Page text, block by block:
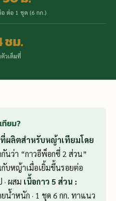
ต่อ 1 ชุด (6 กก.)
ชม.
วเต็มที่
ทียม?
ที่ผลิตสำหรับหญ้าเทียมโดย
นว่า “กาวอีพ็อกซี่ 2 ส่วน”
กับหญ้าเมื่อเยิ้มขึ้นรอยต่อ
· ผสม เนื้อกาว 5 ส่วน :
น้ำหนัก · 1 ชุด 6 กก. ทาแนว